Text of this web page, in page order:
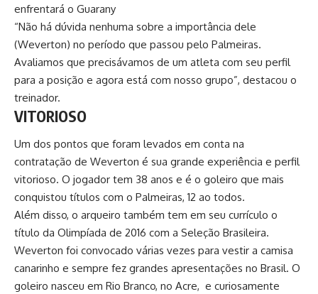
enfrentará o Guarany
“Não há dúvida nenhuma sobre a importância dele
(Weverton) no período que passou pelo Palmeiras.
Avaliamos que precisávamos de um atleta com seu perfil
para a posição e agora está com nosso grupo”, destacou o
treinador.
VITORIOSO
Um dos pontos que foram levados em conta na
contratação de Weverton é sua grande experiência e perfil
vitorioso. O jogador tem 38 anos e é o goleiro que mais
conquistou títulos com o Palmeiras, 12 ao todos.
Além disso, o arqueiro também tem em seu currículo o
título da Olimpíada de 2016 com a Seleção Brasileira.
Weverton foi convocado várias vezes para vestir a camisa
canarinho e sempre fez grandes apresentações no Brasil. O
goleiro nasceu em Rio Branco, no Acre, e curiosamente